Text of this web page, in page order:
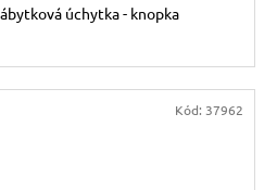
úchytka - knopka
Kód: 37962